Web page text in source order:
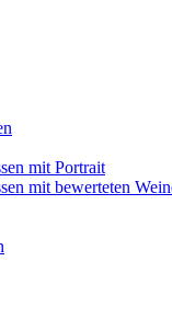
mit Portrait
mit bewerteten